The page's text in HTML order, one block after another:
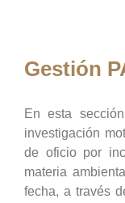
Gestión
En esta
investigación
de oficio por
materia
fecha, a través